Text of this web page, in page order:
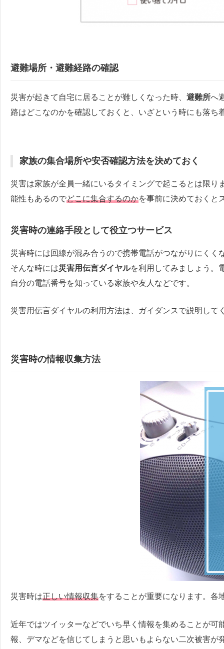
避難場所・避難経路の確認
災害が起きて自宅に居ることが難しくなった時、 避難所へ
路はどこなのかを確認しておくと、いざという時にも落ち
家族の集合場所や安否確認方法を決めておく
災害は家族が全員一緒にいるタイミングで起こるとは限
能性もあるのでどこに集合するのかを事前に決めておくと
災害時の連絡手段として役立つサービス
災害時には回線が混み合うので携帯電話がつながりにく
そんな時には災害用伝言ダイヤルを利用してみましょう。
自分の電話番号を知っている家族や友人などです。
災害用伝言ダイヤルの利用方法は、ガイダンスで説明し
災害時の情報収集方法
災害時は正しい情報収集をすることが重要になります。各
近年ではツイッターなどでいち早く情報を集めることが
報、デマなどを信じてしまうと思いもよらない二次被害